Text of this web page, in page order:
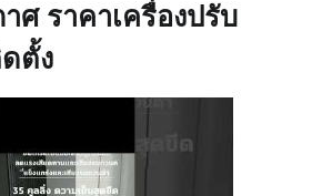
ศ ราคาเครื่องปรับ
ตั้ง